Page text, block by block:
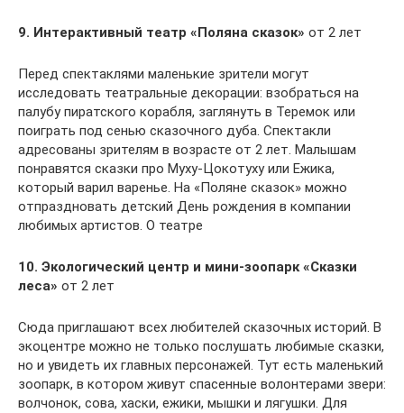
9. Интерактивный театр «Поляна сказок» от 2 лет
Перед спектаклями маленькие зрители могут
исследовать театральные декорации: взобраться на
палубу пиратского корабля, заглянуть в Теремок или
поиграть под сенью сказочного дуба. Спектакли
адресованы зрителям в возрасте от 2 лет. Малышам
понравятся сказки про Муху-Цокотуху или Ежика,
который варил варенье. На «Поляне сказок» можно
отпраздновать детский День рождения в компании
любимых артистов. О театре
10. Экологический центр и мини-зоопарк «Сказки
леса» от 2 лет
Сюда приглашают всех любителей сказочных историй. В
экоцентре можно не только послушать любимые сказки,
но и увидеть их главных персонажей. Тут есть маленький
зоопарк, в котором живут спасенные волонтерами звери:
волчонок, сова, хаски, ежики, мышки и лягушки. Для